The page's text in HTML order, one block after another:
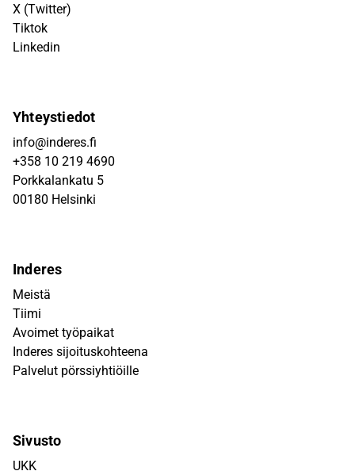
X (Twitter)
Tiktok
Linkedin
Yhteystiedot
info@inderes.fi
+358 10 219 4690
Porkkalankatu 5
00180 Helsinki
Inderes
Meistä
Tiimi
Avoimet työpaikat
Inderes sijoituskohteena
Palvelut pörssiyhtiöille
Sivusto
UKK